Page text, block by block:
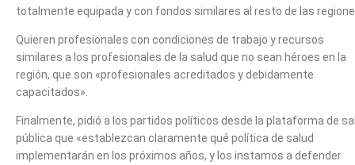
totalmente equipada y con fondos similares al resto de las
Quieren profesionales con condiciones de trabajo y recursos
similares a los profesionales de la salud que no sean héroes en la
región, que son «profesionales acreditados y debidamente
capacitados».
Finalmente, pidió a los partidos políticos desde la plataforma de
pública que «establezcan claramente qué política de salud
implementarán en los próximos años, y los instamos a defender